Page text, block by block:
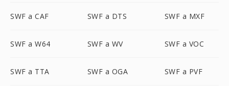
SWF a CAF SWF a DTS SWF a MXF
SWF a W64 SWF a WV SWF a VOC
SWF a TTA SWF a OGA SWF a PVF